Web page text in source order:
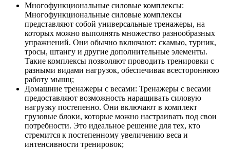
Многофункциональные силовые комплексы:
Многофункциональные силовые комплексы
представляют собой универсальные тренажеры, на
которых можно выполнять множество разнообразных
упражнений. Они обычно включают: скамью, турник,
тросы, штангу и другие дополнительные элементы.
Такие комплексы позволяют проводить тренировки с
разными видами нагрузок, обеспечивая всестороннюю
работу мышц;
Домашние тренажеры с весами: Тренажеры с весами
предоставляют возможность наращивать силовую
нагрузку постепенно. Они включают в комплект
грузовые блоки, которые можно настраивать под свои
потребности. Это идеальное решение для тех, кто
стремится к постепенному увеличению веса и
интенсивности тренировок;